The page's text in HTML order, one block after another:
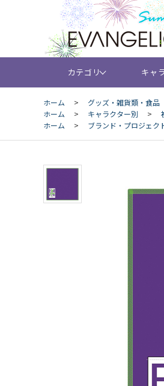
カテゴリ キャ
ホーム > グッズ・雑貨類・食品
ホーム
> キャラクター別 >
ホーム
> ブランド・プロジェク